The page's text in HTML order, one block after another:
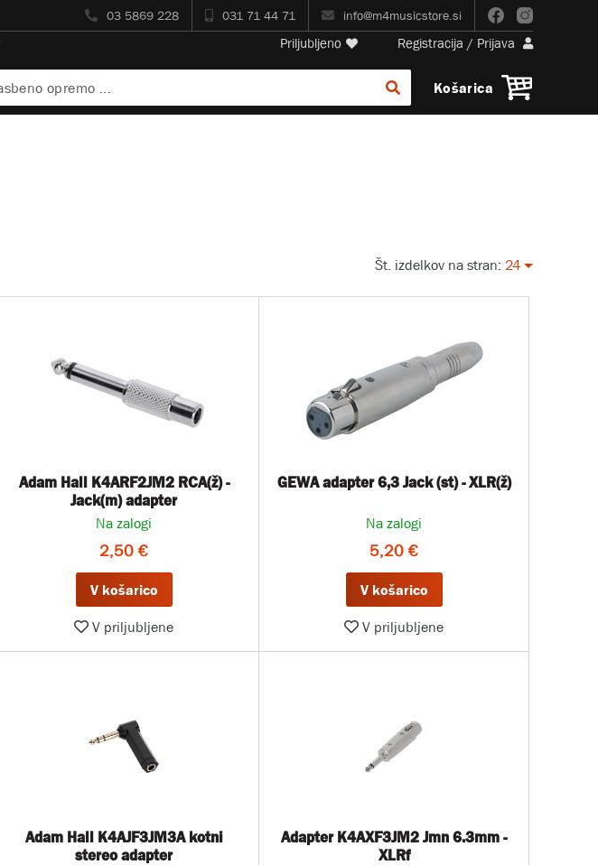
03 5869 228 031 71 44 71 info@m4musicstore.si
Priljubljeno Registracija / Prijava
Košarica
Št. izdelkov na stran: 24
Adam Hall K4ARF2JM2 RCA(ž) -
Jack(m) adapter
Na zalogi
2,50 €
V košarico
V priljubljene
GEWA adapter 6,3 Jack (st) - XLR(ž)
Na zalogi
5,20 €
V košarico
V priljubljene
Adam Hall K4AJF3JM3A kotni
stereo adapter
Adapter K4AXF3JM2 Jmn 6.3mm -
XLRf